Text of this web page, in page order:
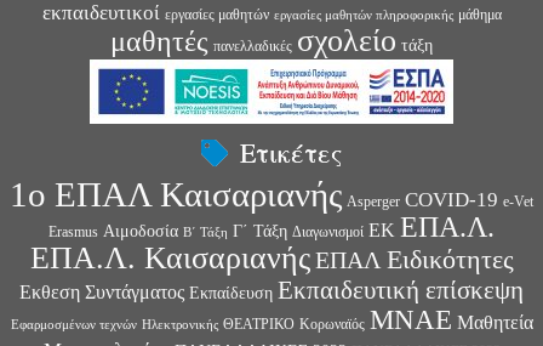
εκπαιδευτικοί εργασίες μαθητών εργασίες μαθητών πληροφορικής μάθημα
μαθητές πανελλαδικές σχολείο τάξη
Ετικέτες
1ο ΕΠΑΛ Καισαριανής Asperger COVID-19 e-Vet
Erasmus Αιμοδοσία Β΄ Τάξη Γ΄ Τάξη Διαγωνισμοί ΕΚ ΕΠΑ.Λ.
ΕΠΑ.Λ. Καισαριανής ΕΠΑΛ Ειδικότητες
Εκθεση Συντάγματος Εκπαίδευση Εκπαιδευτική επίσκεψη
Εφαρμοσμένων τεχνών Ηλεκτρονικής ΘΕΑΤΡΙΚΟ Κορωναϊός ΜΝΑΕ Μαθητεία